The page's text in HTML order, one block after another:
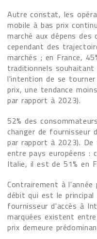
Autre constat, les
mobile à bas prix
marché aux dépens
cependant des
marchés ; en France,
traditionnels
l'intention de se
prix, une tendance
par rapport à 2023).
52% des
changer de fournisseur
par rapport à 2023).
entre pays européens :
Italie, il est de 51% en
Contrairement à
débit qui est le
fournisseur d'accès à
marquées existent
prix demeure